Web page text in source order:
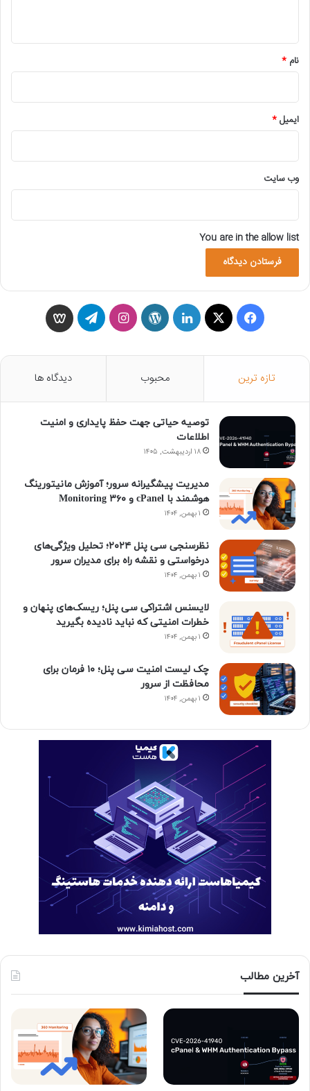
نام *
ایمیل*
وب‌ سایت
You are in the allow list
س
ب
X
ک
د
ا
ی
ن
د
پ
ر
س
س
ت
گ
ا
م
ر
ا
س
گ
و
تازه ترین محبوب دیدگاه ها
توصیه حیاتی جهت حفظ پایداری و امنیت
اطلاعات
۱۸ اردیبهشت, ۱۴۰۵
مدیریت پیشگیرانه سرور؛ آموزش مانیتورینگ
هوشمند با cPanel و ۳۶۰ Monitoring
۱ بهمن, ۱۴۰۴
نظرسنجی سی پنل ۲۰۲۴؛ تحلیل ویژگی‌های
درخواستی و نقشه راه برای مدیران سرور
۱ بهمن, ۱۴۰۴
لایسنس اشتراکی سی پنل؛ ریسک‌های پنهان و
خطرات امنیتی که نباید نادیده بگیرید
۱ بهمن, ۱۴۰۴
چک لیست امنیت سی پنل؛ ۱۰ فرمان برای
محافظت از سرور
۱ بهمن, ۱۴۰۴
آخرین مطالب